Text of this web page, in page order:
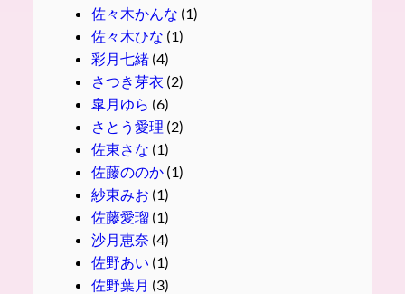
佐々木かんな (1)
佐々木ひな (1)
彩月七緒(4)
さつき芽衣 (2)
皐月ゆら (6)
さとう愛理 (2)
佐東さな (1)
佐藤ののか(1)
紗東みお (1)
佐藤愛瑠(1)
沙月恵奈 (4)
佐野あい (1)
佐野葉月 (3)